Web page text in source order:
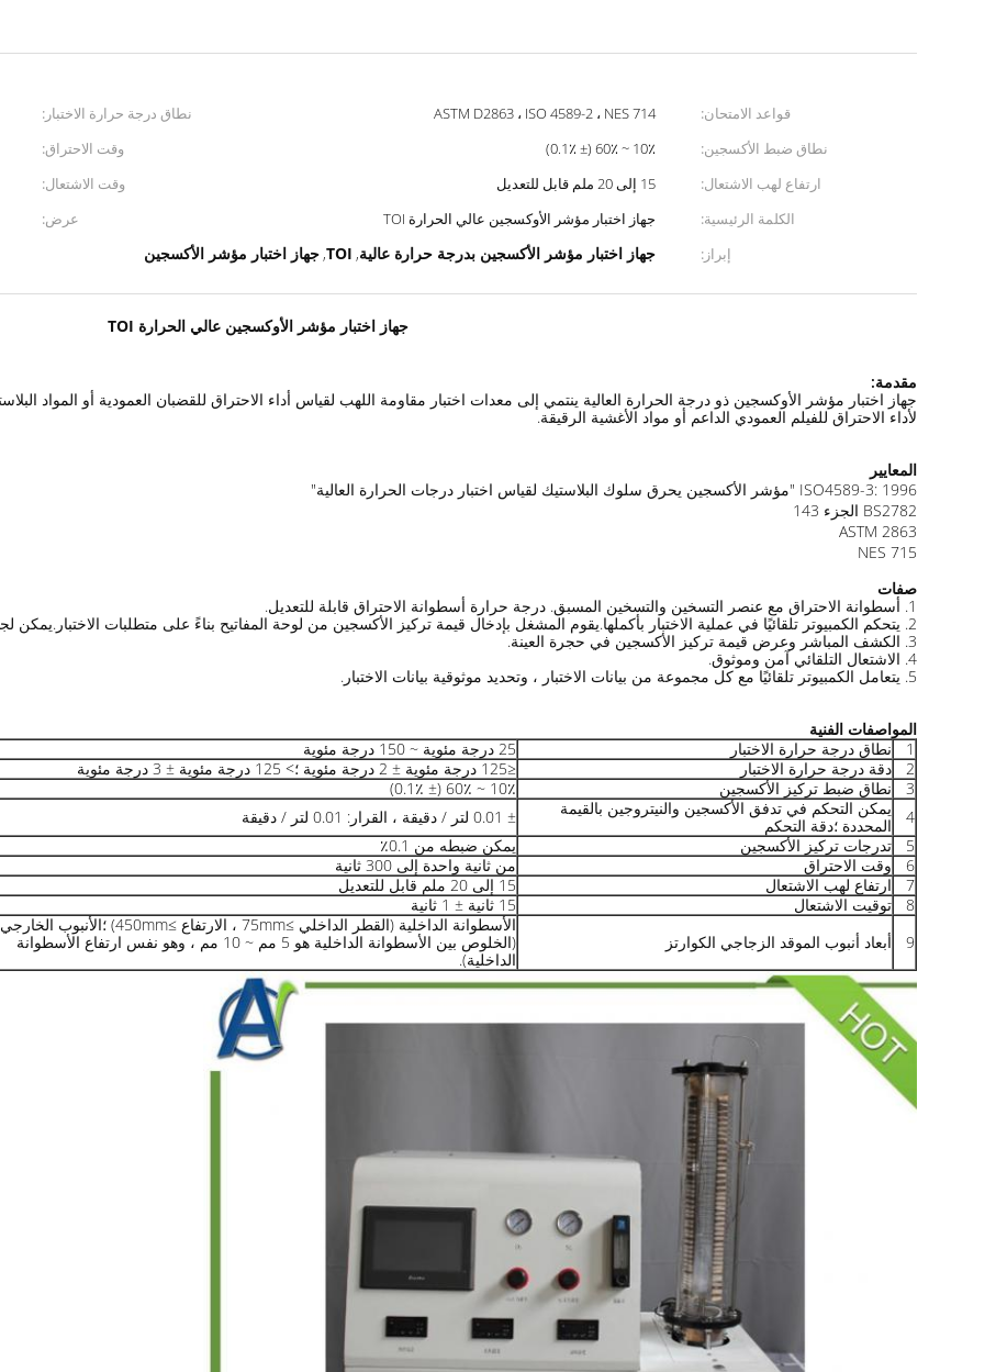
قواعد الامتحان: ASTM D2863 ، ISO 4589-2 ، NES 714 نطاق درجة حرارة الاختبار:
نطاق ضبط الأكسجين:
10٪ ~ 60٪ (± 0.1٪) وقت الاحتراق:
ارتفاع لهب الاشتعال:
15 إلى 20 ملم قابل للتعديل وقت الاشتعال:
الكلمة الرئيسية:
جهاز اختبار مؤشر الأوكسجين عالي الحرارة TOI عرض:
إبراز:
جهاز اختبار مؤشر الأكسجين بدرجة حرارة عالية,
TOI
, جهاز اختبار مؤشر الأكسجين
جهاز اختبار مؤشر الأوكسجين عالي الحرارة TOI
مقدمة:
لأداء الاحتراق للفيلم العمودي الداعم أو مواد الأغشية الرقيقة.
المعايير
ISO4589-3: 1996 "مؤشر الأكسجين يحرق سلوك البلاستيك لقياس اختبار درجات الحرارة العالية"
BS2782 الجزء 143
ASTM 2863
NES 715
صفات
1. أسطوانة الاحتراق مع عنصر التسخين والتسخين المسبق. درجة حرارة أسطوانة الاحتراق قابلة للتعديل.
2. يتحكم الكمبيوتر تلقائيًا في عملية الاختبار بأكملها.يقوم المشغل بإدخال قيمة تركيز الأكسجين من لوحة المفاتيح بناءً على متطلبات الاختبار.يمكن لجهاز TOI ضبط قيمة تركيز الأكسجين تلقائيًا في نطاق الإعداد.
3. الكشف المباشر وعرض قيمة تركيز الأكسجين في حجرة العينة.
4. الاشتعال التلقائي آمن وموثوق.
5. يتعامل الكمبيوتر تلقائيًا مع كل مجموعة من بيانات الاختبار ، وتحديد موثوقية بيانات الاختبار.
المواصفات الفنية
1
نطاق درجة حرارة الاختبار
25 درجة مئوية ~ 150 درجة مئوية
2
دقة درجة حرارة الاختبار
≤125 درجة مئوية ± 2 درجة مئوية ؛> 125 درجة مئوية ± 3 درجة مئوية
3
نطاق ضبط تركيز الأكسجين
10٪ ~ 60٪ (± 0.1٪)
4
يمكن التحكم في تدفق الأكسجين والنيتروجين بالقيمة
المحددة ؛دقة التحكم
± 0.01 لتر / دقيقة ، القرار: 0.01 لتر / دقيقة
5
تدرجات تركيز الأكسجين
يمكن ضبطه من 0.1٪
6
وقت الاحتراق
من ثانية واحدة إلى 300 ثانية
7
ارتفاع لهب الاشتعال
15 إلى 20 ملم قابل للتعديل
8
توقيت الاشتعال
15 ثانية ± 1 ثانية
9
أبعاد أنبوب الموقد الزجاجي الكوارتز
الأسطوانة الداخلية (القطر الداخلي ≥75mm ، الارتفاع ≥450mm) ؛الأنبوب الخارجي
(الخلوص بين الأسطوانة الداخلية هو 5 مم ~ 10 مم ، وهو نفس ارتفاع الأسطوانة
الداخلية).